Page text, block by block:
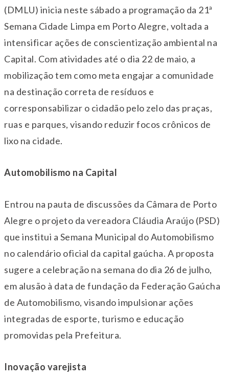
(DMLU) inicia neste sábado a programação da 21ª
Semana Cidade Limpa em Porto Alegre, voltada a
intensificar ações de conscientização ambiental na
Capital. Com atividades até o dia 22 de maio, a
mobilização tem como meta engajar a comunidade
na destinação correta de resíduos e
corresponsabilizar o cidadão pelo zelo das praças,
ruas e parques, visando reduzir focos crônicos de
lixo na cidade.
Automobilismo na Capital
Entrou na pauta de discussões da Câmara de Porto
Alegre o projeto da vereadora Cláudia Araújo (PSD)
que institui a Semana Municipal do Automobilismo
no calendário oficial da capital gaúcha. A proposta
sugere a celebração na semana do dia 26 de julho,
em alusão à data de fundação da Federação Gaúcha
de Automobilismo, visando impulsionar ações
integradas de esporte, turismo e educação
promovidas pela Prefeitura.
Inovação varejista